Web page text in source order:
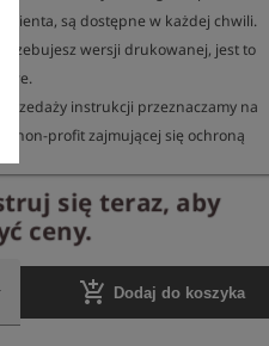
klienta, są dostępne w każdej chwili.
wersji drukowanej, jest to
sprzedaży instrukcji przeznaczamy na
non-profit zajmującej się ochroną
internetowej informujemy co roku, na
do której organizacji przekazaliśmy
się teraz, aby
ceny.
add_shopping_cart Dodaj do koszyka